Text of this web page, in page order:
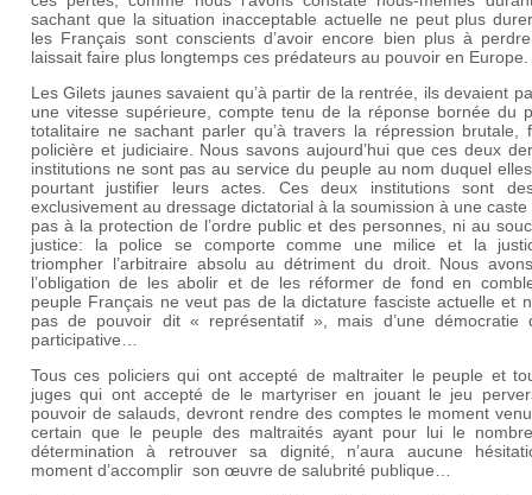
sachant que la situation inacceptable actuelle ne peut plus
les Français sont conscients d’avoir encore bien plus à
laissait faire plus longtemps ces prédateurs au pouvoir en Europe.
Les Gilets jaunes savaient qu’à partir de la rentrée, ils devaient
une vitesse supérieure, compte tenu de la réponse bornée du
totalitaire ne sachant parler qu’à travers la répression brutale,
policière et judiciaire. Nous savons aujourd’hui que ces deux
institutions ne sont pas au service du peuple au nom duquel
pourtant justifier leurs actes. Ces deux institutions sont
exclusivement au dressage dictatorial à la soumission à une caste
pas à la protection de l’ordre public et des personnes, ni au
justice: la police se comporte comme une milice et la
triompher l’arbitraire absolu au détriment du droit. Nous
l’obligation de les abolir et de les réformer de fond en
peuple Français ne veut pas de la dictature fasciste actuelle et
pas de pouvoir dit « représentatif », mais d’une démocratie
participative…
Tous ces policiers qui ont accepté de maltraiter le peuple et
juges qui ont accepté de le martyriser en jouant le jeu
pouvoir de salauds, devront rendre des comptes le moment
certain que le peuple des maltraités ayant pour lui le
détermination à retrouver sa dignité, n’aura aucune
moment d’accomplir son œuvre de salubrité publique…